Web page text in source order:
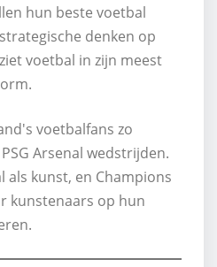
hun beste voetbal
denken op
voetbal in zijn meest
voetbalfans zo
Arsenal wedstrijden.
als kunst, en Champions
kunstenaars op hun